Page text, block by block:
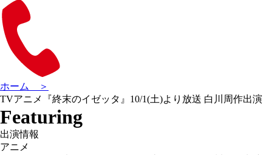
ホーム ＞
TVアニメ『終末のイゼッタ』10/1(土)より放送 白川周作出演
Featuring
出演情報
アニメ